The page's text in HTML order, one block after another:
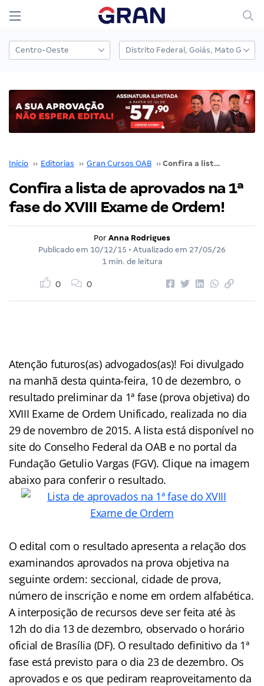
Início ›› Editorias ›› Gran Cursos OAB ›› Confira a lista de aprovados na 1ª fase do XVIII Exame de Ordem!
Confira a lista de aprovados na 1ª
fase do XVIII Exame de Ordem!
Por Anna Rodrigues
Publicado em 10/12/15 • Atualizado em 27/05/26
1 min. de leitura
0 0
Atenção futuros(as) advogados(as)! Foi divulgado
na manhã desta quinta-feira, 10 de dezembro, o
resultado preliminar da 1ª fase (prova objetiva) do
XVIII Exame de Ordem Unificado, realizada no dia
29 de novembro de 2015. A lista está disponível no
site do Conselho Federal da OAB e no portal da
Fundação Getulio Vargas (FGV). Clique na imagem
abaixo para conferir o resultado.
O edital com o resultado apresenta a relação dos
examinandos aprovados na prova objetiva na
seguinte ordem: seccional, cidade de prova,
número de inscrição e nome em ordem alfabética.
A interposição de recursos deve ser feita até às
12h do dia 13 de dezembro, observado o horário
oficial de Brasília (DF). O resultado definitivo da 1ª
fase está previsto para o dia 23 de dezembro. Os
aprovados e os que pediram reaproveitamento da